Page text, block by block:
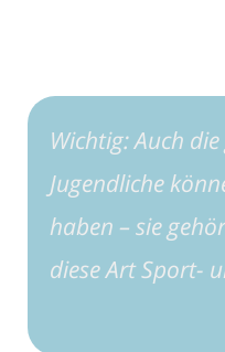
Wichtig: Auch
Jugendliche
haben – sie
diese Art Sport-